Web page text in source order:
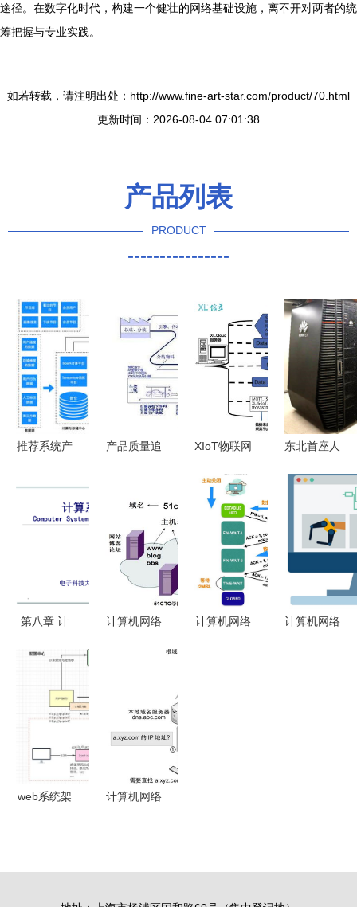
途径。在数字化时代，构建一个健壮的网络基础设施，离不开对两者的统
筹把握与专业实践。
如若转载，请注明出处：http://www.fine-art-star.com/product/70.html
更新时间：2026-08-04 07:01:38
产品列表
PRODUCT
----------------
推荐系统产
析计算机网
产品质量追
机网络系统
工程服务
XIoT物联网
所用电监控
系统解决方
案 基于计
算机网络的
新型工程安
全卫士
东北首座人
开启算力新
时代
第八章 计
统核心防护
与联网工程
计算机网络
网络系统工
程服务
计算机网络
计算机网络
web系统架
计算机网络